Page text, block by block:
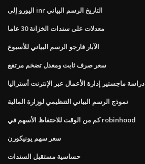
اليورو إلى inr التاريخ الرسم البياني
معدلات على سندات الخزانة 30 عاما
الآبار فارجو الرسم البياني للأسبوع
سعر صرف ثابت ومعدل تضخم مرتفع
دراسة ماجستير إدارة الأعمال عبر الإنترنت أستراليا
نموذج الرسم البياني التنظيمي لوزارة المالية
كم من الوقت للاحتفاظ الأسهم في robinhood
سعر سهم يونيكورن
حساسية مستقبل السندات